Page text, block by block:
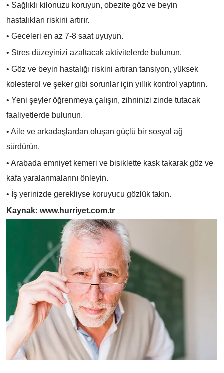
• Sağlıklı kilonuzu koruyun, obezite göz ve beyin
hastalıkları riskini artırır.
• Geceleri en az 7-8 saat uyuyun.
• Stres düzeyinizi azaltacak aktivitelerde bulunun.
• Göz ve beyin hastalığı riskini artıran tansiyon, yüksek
kolesterol ve şeker gibi sorunlar için yıllık kontrol yaptırın.
• Yeni şeyler öğrenmeya çalışın, zihninizi zinde tutacak
faaliyetlerde bulunun.
• Aile ve arkadaşlardan oluşan güçlü bir sosyal ağ
sürdürün.
• Arabada emniyet kemeri ve bisiklette kask takarak göz ve
kafa yaralanmalarını önleyin.
• İş yerinizde gerekliyse koruyucu gözlük takın.
Kaynak: www.hurriyet.com.tr